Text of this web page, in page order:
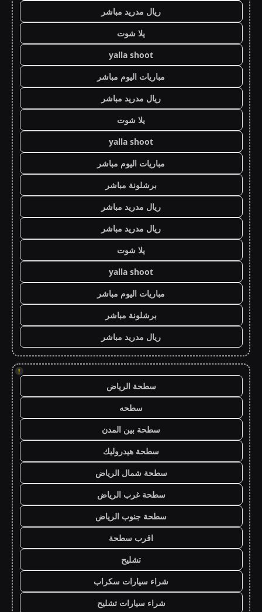
ريال مدريد مباشر
يلا شوت
yalla shoot
مباريات اليوم مباشر
ريال مدريد مباشر
يلا شوت
yalla shoot
مباريات اليوم مباشر
برشلونة مباشر
ريال مدريد مباشر
ريال مدريد مباشر
يلا شوت
yalla shoot
مباريات اليوم مباشر
برشلونة مباشر
ريال مدريد مباشر
!
سطحة الرياض
سطحه
سطحة بين المدن
سطحة هيدروليك
سطحة شمال الرياض
سطحة غرب الرياض
سطحة جنوب الرياض
اقرب سطحة
تشليح
شراء سيارات سكراب
شراء سيارات تشليح